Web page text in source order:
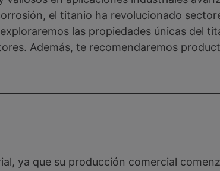
el titanio ha revolucionado
las propiedades únicas del
Además, te recomendaremos
ya que su producción comercial